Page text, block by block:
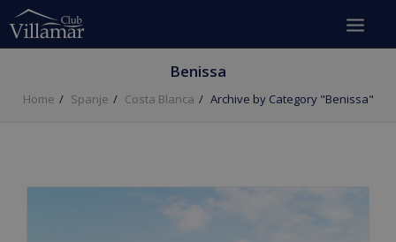
Benissa
Home Spanje Costa Blanca Archive by Category "Benissa"